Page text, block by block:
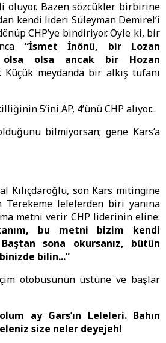
oluyor. Bazen sözcükler birbirine
kendi lideri Süleyman Demirel’i
CHP’ye bindiriyor. Öyle ki, bir
“İsmet İnönü, bir Lozan
olsa olsa ancak bir Hozan
Küçük meydanda bir alkış tufanı
5’ini AP, 4’ünü CHP alıyor...
bilmiyorsan; gene Kars’a
Kılıçdaroğlu, son Kars mitingine
Terekeme lelelerden biri yanına
metni verir CHP liderinin eline:
bu metni bizim kendi
sona okursanız, bütün
bilin...”
otobüsünün üstüne ve başlar
ay Gars’ın Leleleri. Bahın
size neler deyejeh!